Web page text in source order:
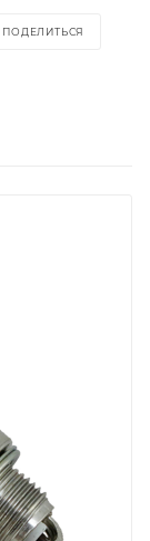
ПОДЕЛИТЬСЯ